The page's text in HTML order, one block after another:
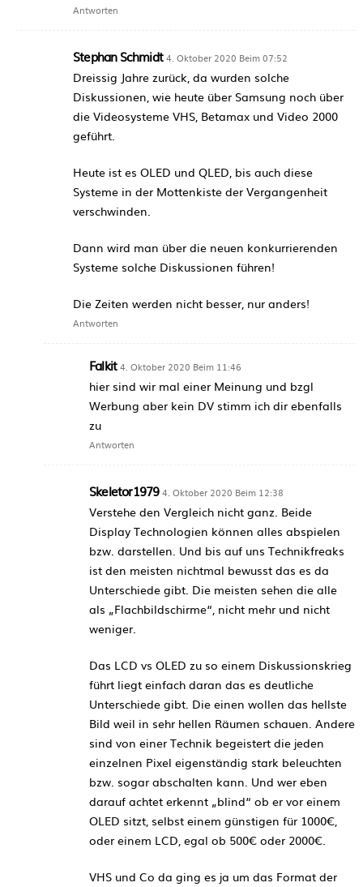
Antworten
Stephan Schmidt 4. Oktober 2020 Beim 07:52
Dreissig Jahre zurück, da wurden solche
Diskussionen, wie heute über Samsung noch über
die Videosysteme VHS, Betamax und Video 2000
geführt.
Heute ist es OLED und QLED, bis auch diese
Systeme in der Mottenkiste der Vergangenheit
verschwinden.
Dann wird man über die neuen konkurrierenden
Systeme solche Diskussionen führen!
Die Zeiten werden nicht besser, nur anders!
Antworten
Falkit 4. Oktober 2020 Beim 11:46
hier sind wir mal einer Meinung und bzgl
Werbung aber kein DV stimm ich dir ebenfalls
zu
Antworten
Skeletor1979 4. Oktober 2020 Beim 12:38
Verstehe den Vergleich nicht ganz. Beide
Display Technologien können alles abspielen
bzw. darstellen. Und bis auf uns Technikfreaks
ist den meisten nichtmal bewusst das es da
Unterschiede gibt. Die meisten sehen die alle
als „Flachbildschirme“, nicht mehr und nicht
weniger.
Das LCD vs OLED zu so einem Diskussionskrieg
führt liegt einfach daran das es deutliche
Unterschiede gibt. Die einen wollen das hellste
Bild weil in sehr hellen Räumen schauen. Andere
sind von einer Technik begeistert die jeden
einzelnen Pixel eigenständig stark beleuchten
bzw. sogar abschalten kann. Und wer eben
darauf achtet erkennt „blind“ ob er vor einem
OLED sitzt, selbst einem günstigen für 1000€,
oder einem LCD, egal ob 500€ oder 2000€.
VHS und Co da ging es ja um das Format der